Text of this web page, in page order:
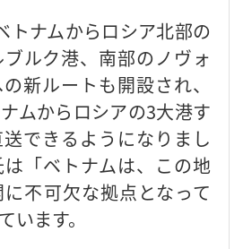
トナムからロシア北部の
ルク港、南部のノヴォ
新ルートも開設され、
ムからロシアの3大港す
できるようになりまし
「ベトナムは、この地
不可欠な拠点となって
います。